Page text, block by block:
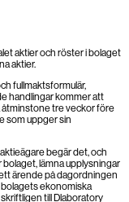
aktier och röster i bolaget
aktier.
fullmaktsformulär,
handlingar kommer att
åtminstone tre veckor före
som uppger sin
begär det, och
lämna upplysningar
ärende på dagordningen
ekonomiska
till Dlaboratory